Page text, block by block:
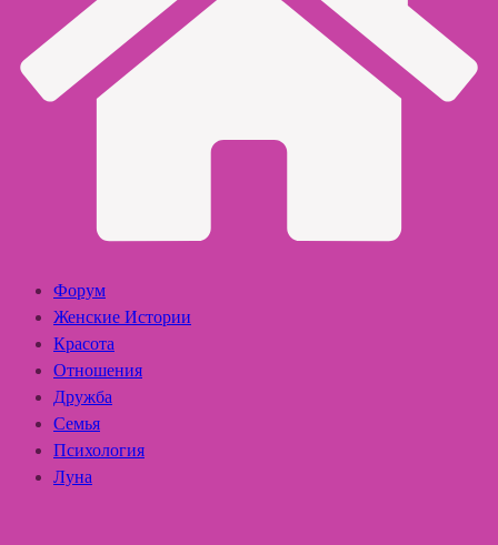
Форум
Женские Истории
Красота
Отношения
Дружба
Семья
Психология
Луна